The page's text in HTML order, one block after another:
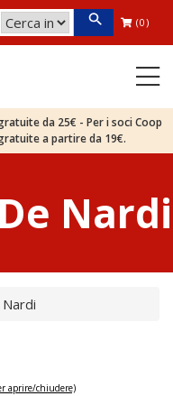
(0)
da 25€ - Per i soci Coop
a partire da 19€.
Nardi
aprire/chiudere)